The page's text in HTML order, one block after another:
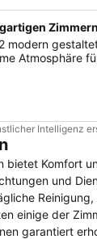
Zimmern
modern
Atmosphäre
Intelligenz
bietet Komfort
und
einige der
garantiert